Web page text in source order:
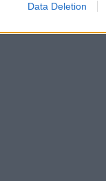
Data Deletion